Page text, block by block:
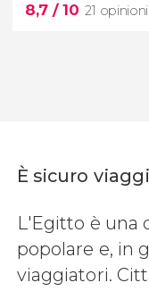
8,7 / 10 21 opinioni
21 opinioni
È sicuro
L'Egitto è una
popolare e, in
viaggiatori.